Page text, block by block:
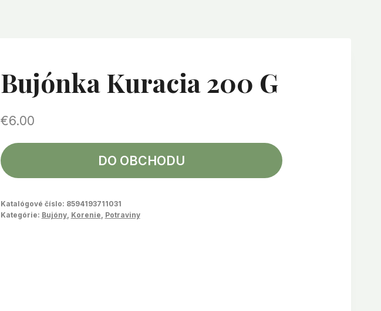
Bujónka Kuracia 200 G
€6.00
DO OBCHODU
Katalógové číslo: 8594193711031
Kategórie: Bujóny, Korenie Potraviny